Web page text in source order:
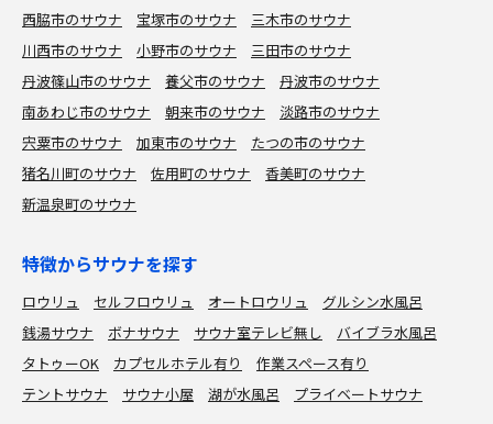
西脇市のサウナ
宝塚市のサウナ
三木市のサウナ
川西市のサウナ
小野市のサウナ
三田市のサウナ
丹波篠山市のサウナ
養父市のサウナ
丹波市のサウナ
南あわじ市のサウナ
朝来市のサウナ
淡路市のサウナ
宍粟市のサウナ
加東市のサウナ
たつの市のサウナ
猪名川町のサウナ
佐用町のサウナ
香美町のサウナ
新温泉町のサウナ
特徴からサウナを探す
ロウリュ セルフロウリュ オートロウリュ
グルシン水風呂
銭湯サウナ
ボナサウナ サウナ室テレビ無し
バイブラ水風呂
タトゥーOK
カプセルホテル有り
作業スペース有り
テントサウナ
サウナ小屋 湖が水風呂 プライベートサウナ